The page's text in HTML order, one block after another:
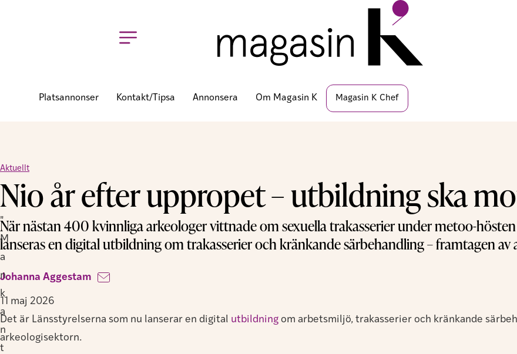
Platsannonser Kontakt/tipsa Annonsera Om Magasin K Magasin K Chef
Aktuellt
Nio år efter uppropet – utbildning ska
"
M
a
n
k
a
n
t
När nästan 400 kvinnliga arkeologer vittnade om sexuella trakasserier under metoo-hösten
lanseras en digital utbildning om trakasserier och kränkande särbehandling – framtagen
Johanna Aggestam
11 maj 2026
Det är Länsstyrelserna som nu lanserar en digital utbildning om arbetsmiljö, trakasserier och kränkande
arkeologisektorn.